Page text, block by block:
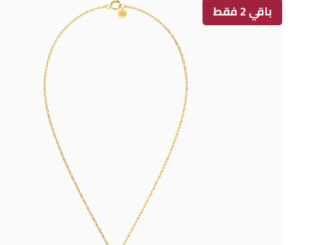
باقي 2 فقط
ملاحظات المصمم
تفتّحي مع كل نبضة قلب. تتألق هذه القلادة الرقيقة من مس
والحب والبدايات الهادئة. هدية رائعة لمن تحبين أو تذكار